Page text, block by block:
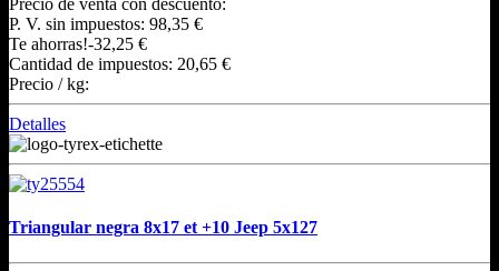
Precio de venta con descuento:
P. V. sin impuestos: 98,35 €
Te ahorras!-32,25 €
Cantidad de impuestos: 20,65 €
Precio / kg:
Detalles
Triangular negra 8x17 et +10 Jeep 5x127